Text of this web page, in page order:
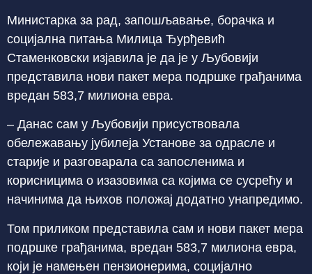
Министарка за рад, запошљавање, борачка и
социјална питања Милица Ђурђевић
Стаменковски изјавила је да је у Љубовији
представила нови пакет мера подршке грађанима
вредан 583,7 милиона евра.
– Данас сам у Љубовији присуствовала
обележавању јубилеја Установе за одрасле и
старије и разговарала са запосленима и
корисницима о изазовима са којима се сусрећу и
начинима да њихов положај додатно унапредимо.
Том приликом представила сам и нови пакет мера
подршке грађанима, вредан 583,7 милиона евра,
који је намењен пензионерима, социјално